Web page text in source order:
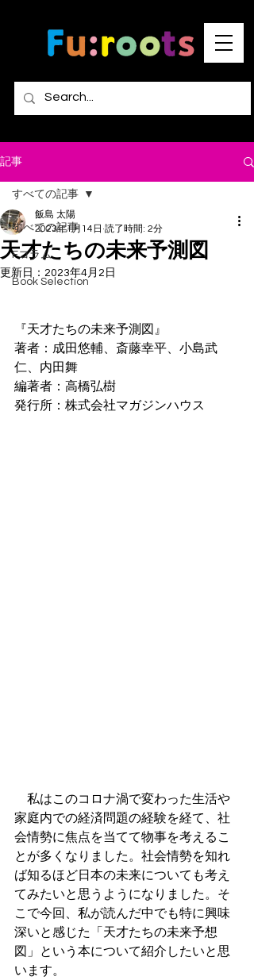
記事
すべての記事
Fコラム
Book Selection
すべての記事
天才たちの未来予測図
飯島 太陽
2023年1月14日 読了時間: 2分
更新日： 2023年4月2日
『天才たちの未来予測図』
著者：成田悠輔、斎藤幸平、小島武
仁、内田舞
編著者：高橋弘樹
発行所：株式会社マガジンハウス
私はこのコロナ渦で変わった生活や
家庭内での経済問題の経験を経て、社
会情勢に焦点を当てて物事を考えるこ
とが多くなりました。社会情勢を知れ
ば知るほど日本の未来についても考え
てみたいと思うようになりました。そ
こで今回、私が読んだ中でも特に興味
深いと感じた「天才たちの未来予想
図」という本について紹介したいと思
います。